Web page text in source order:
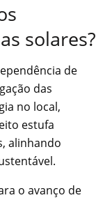
solares?
de
das
no local,
estufa
alinhando
o avanço de